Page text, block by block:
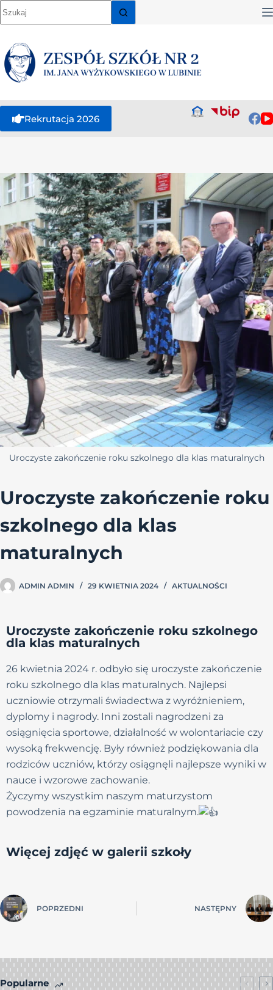
Rekrutacja 2026
Uroczyste zakończenie roku szkolnego dla klas maturalnych
Uroczyste zakończenie roku
szkolnego dla klas
maturalnych
ADMIN ADMIN 29 KWIETNIA 2024 AKTUALNOŚCI
Uroczyste zakończenie roku szkolnego
dla klas maturalnych
26 kwietnia 2024 r. odbyło się uroczyste zakończenie
roku szkolnego dla klas maturalnych. Najlepsi
uczniowie otrzymali świadectwa z wyróżnieniem,
dyplomy i nagrody. Inni zostali nagrodzeni za
osiągnięcia sportowe, działalność w wolontariacie czy
wysoką frekwencję. Były również podziękowania dla
rodziców uczniów, którzy osiągnęli najlepsze wyniki w
nauce i wzorowe zachowanie.
Życzymy wszystkim naszym maturzystom
powodzenia na egzaminie maturalnym.
Więcej zdjęć w galerii szkoły
POPRZEDNI NASTĘPNY
Popularne